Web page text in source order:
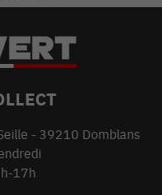
- 39210 Domblans
17h